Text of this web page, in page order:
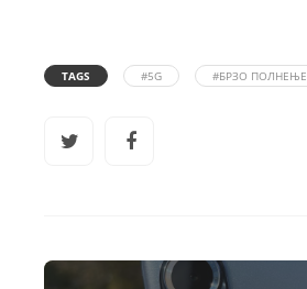
TAGS #5G #БРЗО ПОЛНЕЊЕ